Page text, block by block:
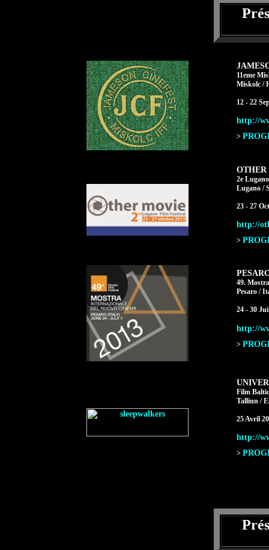
11eme
Miskolc /
12 - 22
http://
>
2e
Lugano /
23 - 27
http://
>
49.
Pesaro /
24 - 30
http://
>
Film
Tallinn /
25 Avril
http://
>